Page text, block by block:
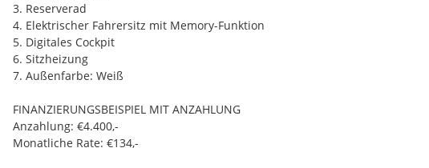
3. Reserverad
4. Elektrischer Fahrersitz mit Memory-Funktion
5. Digitales Cockpit
6. Sitzheizung
7. Außenfarbe: Weiß
FINANZIERUNGSBEISPIEL MIT ANZAHLUNG
Anzahlung: €4.400,-
Monatliche Rate: €134,-